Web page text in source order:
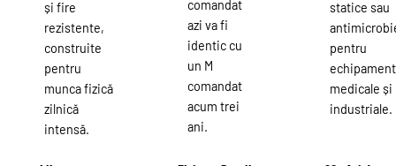
și fire
rezistente,
construite
pentru
munca fizică
zilnică
intensă.
comandat
azi va fi
identic cu
un M
comandat
acum trei
ani.
statice sau
pentru
medicale și
industriale.